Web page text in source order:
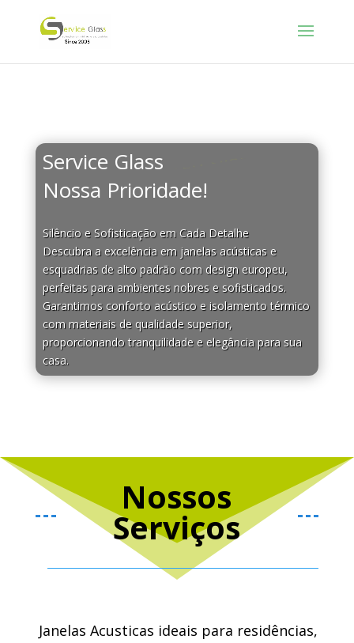
Service Glass
Nossa Prioridade!
Silêncio e Sofisticação em Cada Detalhe
Descubra a excelência em janelas acústicas e
esquadrias de alto padrão com design europeu,
perfeitas para ambientes nobres e sofisticados.
Garantimos conforto acústico e isolamento térmico
com materiais de qualidade superior,
proporcionando tranquilidade e elegância para sua
casa.
Nossos
Serviços
Janelas Acusticas ideais para residências,